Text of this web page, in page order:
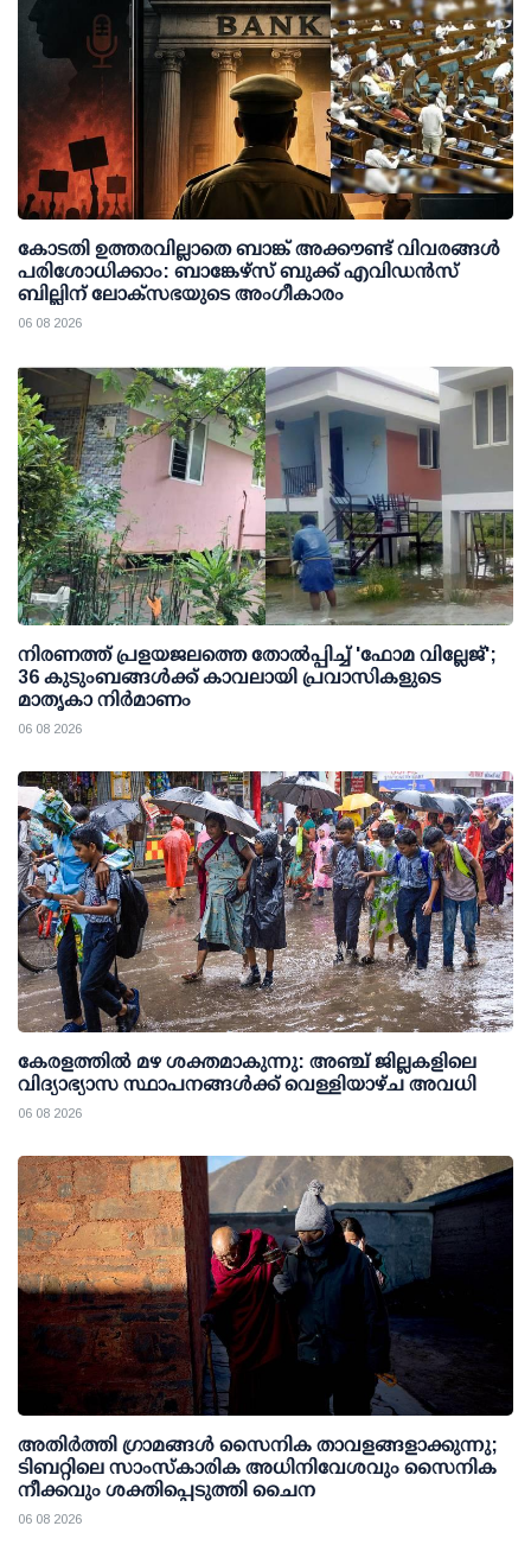
കോടതി ഉത്തരവില്ലാതെ ബാങ്ക് അക്കൗണ്ട് വിവരങ്ങള്‍
പരിശോധിക്കാം: ബാങ്കേഴ്സ് ബുക്ക് എവിഡന്‍സ്
ബില്ലിന് ലോക്സഭയുടെ അംഗീകാരം
06 08 2026
നിരണത്ത് പ്രളയജലത്തെ തോല്‍പ്പിച്ച് 'ഫോമ വില്ലേജ്';
36 കുടുംബങ്ങള്‍ക്ക് കാവലായി പ്രവാസികളുടെ
മാതൃകാ നിര്‍മാണം
06 08 2026
കേരളത്തില്‍ മഴ ശക്തമാകുന്നു: അഞ്ച് ജില്ലകളിലെ
വിദ്യാഭ്യാസ സ്ഥാപനങ്ങള്‍ക്ക് വെള്ളിയാഴ്ച അവധി
06 08 2026
അതിര്‍ത്തി ഗ്രാമങ്ങള്‍ സൈനിക താവളങ്ങളാക്കുന്നു;
ടിബറ്റിലെ സാംസ്‌കാരിക അധിനിവേശവും സൈനിക
നീക്കവും ശക്തിപ്പെടുത്തി ചൈന
06 08 2026